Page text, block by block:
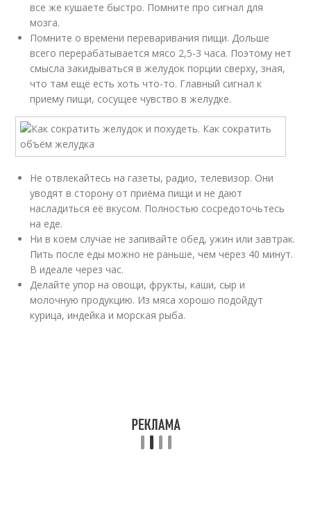
все же кушаете быстро. Помните про сигнал для
мозга.
Помните о времени переваривания пищи. Дольше
всего перерабатывается мясо 2,5-3 часа. Поэтому нет
смысла закидываться в желудок порции сверху, зная,
что там ещё есть хоть что-то. Главный сигнал к
приему пищи, сосущее чувство в желудке.
Не отвлекайтесь на газеты, радио, телевизор. Они
уводят в сторону от приёма пищи и не дают
насладиться её вкусом. Полностью сосредоточьтесь
на еде.
Ни в коем случае не запивайте обед, ужин или завтрак.
Пить после еды можно не раньше, чем через 40 минут.
В идеале через час.
Делайте упор на овощи, фрукты, каши, сыр и
молочную продукцию. Из мяса хорошо подойдут
курица, индейка и морская рыба.